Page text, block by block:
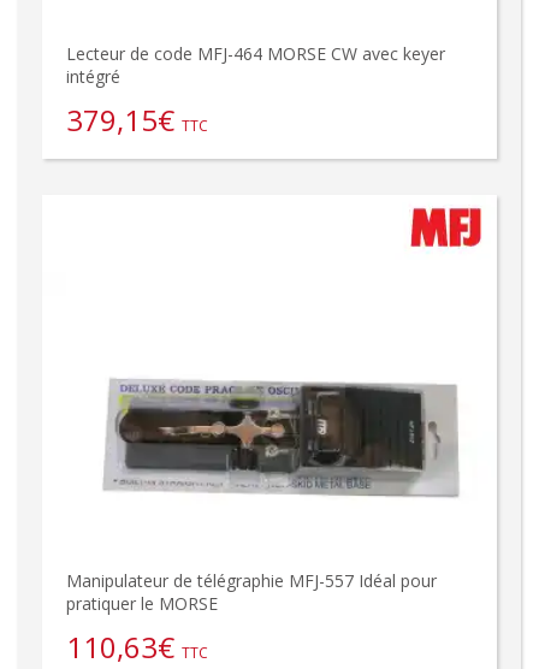
Lecteur de code MFJ-464 MORSE CW avec keyer
intégré
379,15€ TTC
Manipulateur de télégraphie MFJ-557 Idéal pour
pratiquer le MORSE
110,63€ TTC